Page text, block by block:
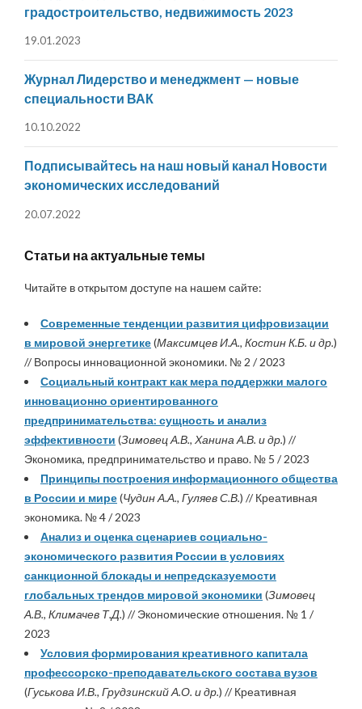
градостроительство, недвижимость 2023
19.01.2023
Журнал Лидерство и менеджмент — новые
специальности ВАК
10.10.2022
Подписывайтесь на наш новый канал Новости
экономических исследований
20.07.2022
Статьи на актуальные темы
Читайте в открытом доступе на нашем сайте:
Современные тенденции развития цифровизации
в мировой энергетике(Максимцев И.А., Костин К.Б. и др.)
// Вопросы инновационной экономики. № 2 / 2023
Социальный контракт как мера поддержки малого
инновационно ориентированного
предпринимательства: сущность и анализ
эффективности (Зимовец А.В., Ханина А.В. и др.) //
Экономика, предпринимательство и право. № 5 / 2023
Принципы построения информационного общества
в России и мире(Чудин А.А., Гуляев С.В.) // Креативная
экономика. № 4 / 2023
Анализ и оценка сценариев социально-
экономического развития России в условиях
санкционной блокады и непредсказуемости
глобальных трендов мировой экономики (Зимовец
А.В., Климачев Т.Д.) // Экономические отношения. № 1 /
2023
Условия формирования креативного капитала
профессорско-преподавательского состава вузов
(Гуськова И.В., Грудзинский А.О. и др.) // Креативная